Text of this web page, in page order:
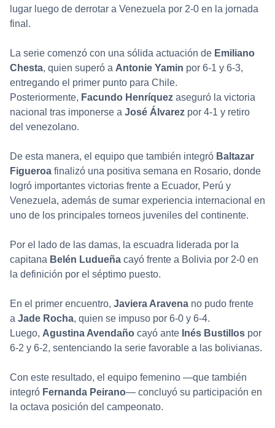
lugar luego de derrotar a Venezuela por 2-0 en la jornada
final.
La serie comenzó con una sólida actuación de Emiliano
Chesta, quien superó a Antonie Yamin por 6-1 y 6-3,
entregando el primer punto para Chile.
Posteriormente, Facundo Henríquez aseguró la victoria
nacional tras imponerse a José Álvarez por 4-1 y retiro
del venezolano.
De esta manera, el equipo que también integró Baltazar
Figueroa finalizó una positiva semana en Rosario, donde
logró importantes victorias frente a Ecuador, Perú y
Venezuela, además de sumar experiencia internacional en
uno de los principales torneos juveniles del continente.
Por el lado de las damas, la escuadra liderada por la
capitana Belén Ludueña cayó frente a Bolivia por 2-0 en
la definición por el séptimo puesto.
En el primer encuentro, Javiera Aravena no pudo frente
a Jade Rocha, quien se impuso por 6-0 y 6-4.
Luego, Agustina Avendaño cayó ante Inés Bustillos por
6-2 y 6-2, sentenciando la serie favorable a las bolivianas.
Con este resultado, el equipo femenino —que también
integró Fernanda Peirano— concluyó su participación en
la octava posición del campeonato.